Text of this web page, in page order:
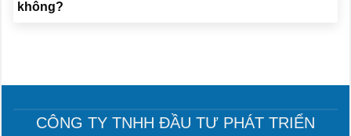
không?
CÔNG TY TNHH ĐẦU TƯ PHÁT TRIỂN